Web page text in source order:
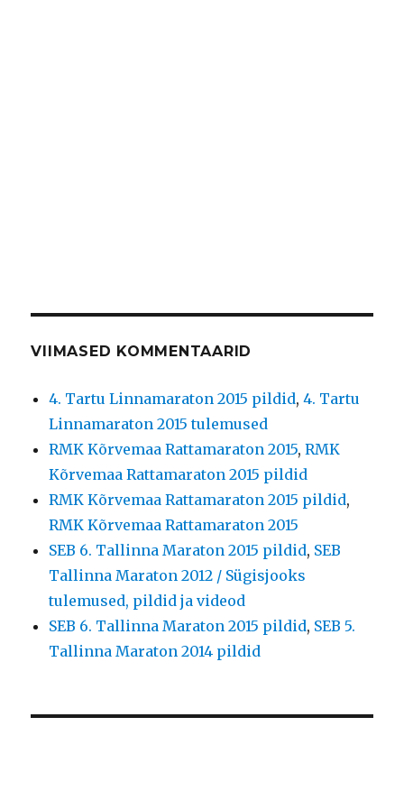
VIIMASED KOMMENTAARID
4. Tartu Linnamaraton 2015 pildid,4. Tartu
Linnamaraton 2015 tulemused
RMK Kõrvemaa Rattamaraton 2015,RMK
Kõrvemaa Rattamaraton 2015 pildid
RMK Kõrvemaa Rattamaraton 2015 pildid,
RMK Kõrvemaa Rattamaraton 2015
SEB 6. Tallinna Maraton 2015 pildid, SEB
Tallinna Maraton 2012 / Sügisjooks
tulemused, pildid ja videod
SEB 6. Tallinna Maraton 2015 pildid, SEB 5.
Tallinna Maraton 2014 pildid